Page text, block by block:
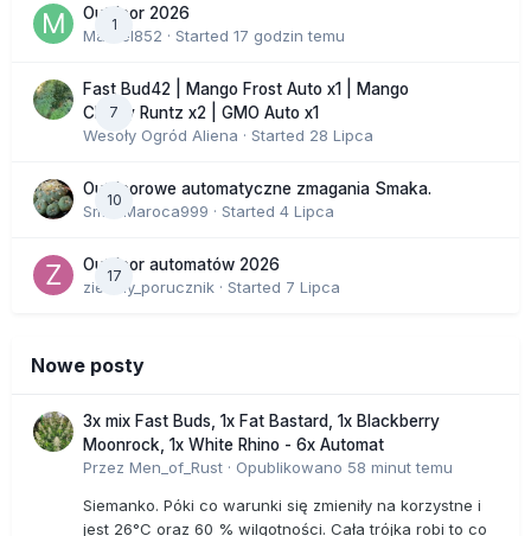
1
Outdoor 2026
Marcel852 · Started 17 godzin temu
7
Fast Bud42 | Mango Frost Auto x1 | Mango
Cherry Runtz x2 | GMO Auto x1
Wesoły Ogród Aliena · Started 28 Lipca
10
Outdoorowe automatyczne zmagania Smaka.
SmakMaroca999 · Started 4 Lipca
17
Outdoor automatów 2026
zielony_porucznik · Started 7 Lipca
Nowe posty
3x mix Fast Buds, 1x Fat Bastard, 1x Blackberry
Moonrock, 1x White Rhino - 6x Automat
Przez Men_of_Rust · Opublikowano 58 minut temu
Siemanko. Póki co warunki się zmieniły na korzystne i
jest 26°C oraz 60 % wilgotności. Cała trójka robi to co